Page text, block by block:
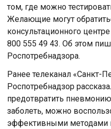
том, где можно
Желающие могут
консультационного
800 555 49 43. Об этом
Роспотребнадзора.
Ранее телеканал «Санкт-
Роспотребнадзор
предотвратить
заболеть, можно
эффективными методами